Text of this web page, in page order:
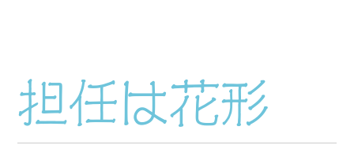
担任は花形